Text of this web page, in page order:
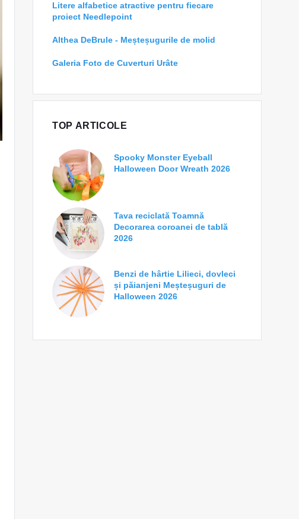
Litere alfabetice atractive pentru fiecare
proiect Needlepoint
Althea DeBrule - Meșteșugurile de molid
Galeria Foto de Cuverturi Urâte
TOP ARTICOLE
Spooky Monster Eyeball
Halloween Door Wreath 2026
Tava reciclată Toamnă
Decorarea coroanei de tablă
2026
Benzi de hârtie Lilieci, dovleci
și păianjeni Meșteșuguri de
Halloween 2026